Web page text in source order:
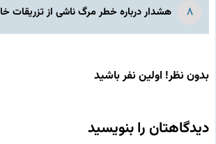
هشدار درباره خطر مرگ ناشی از تزریقات
بدون نظر! اولین نفر باشید
دیدگاهتان را بنویسید